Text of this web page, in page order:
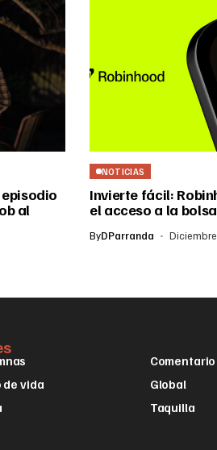
al
NOTICIAS
Invierte fácil:
el acceso a la
ByDParranda
de vida
Global
Taquilla